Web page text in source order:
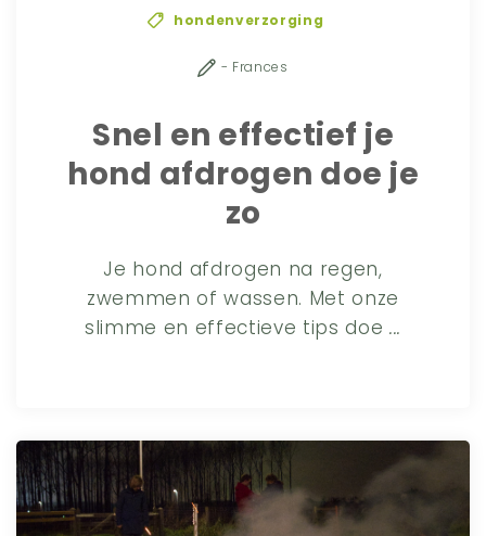
hondenverzorging
- Frances
Snel en effectief je
hond afdrogen doe je
zo
Je hond afdrogen na regen,
zwemmen of wassen. Met onze
slimme en effectieve tips doe ...